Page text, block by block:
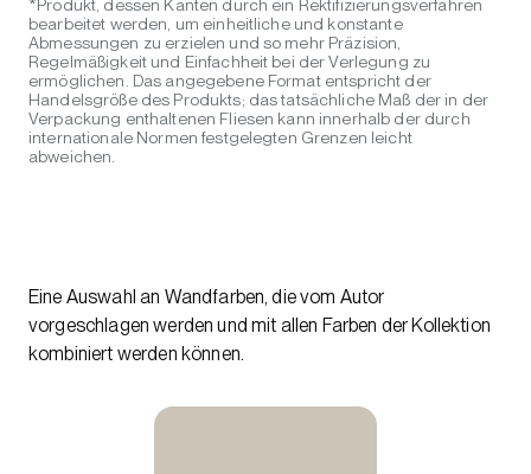
*Produkt, dessen Kanten durch ein Rektifizierungsverfahren
bearbeitet werden, um einheitliche und konstante
Abmessungen zu erzielen und so mehr Präzision,
Regelmäßigkeit und Einfachheit bei der Verlegung zu
ermöglichen. Das angegebene Format entspricht der
Handelsgröße des Produkts; das tatsächliche Maß der in der
Verpackung enthaltenen Fliesen kann innerhalb der durch
internationale Normen festgelegten Grenzen leicht
abweichen.
Eine Auswahl an Wandfarben, die vom Autor
vorgeschlagen werden und mit allen Farben der Kollektion
kombiniert werden können.